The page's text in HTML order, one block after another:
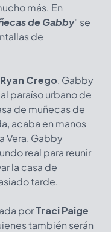
más. En
de Gabby" se
de
Ryan Crego, Gabby
paraíso urbano de
de muñecas de
acaba en manos
Vera, Gabby
real para reunir
la casa de
tarde.
porTraci Paige
también serán